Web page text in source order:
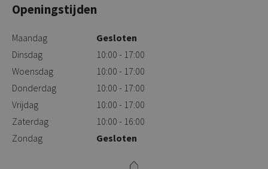
Openingstijden
Maandag
Gesloten
Dinsdag
10:00 - 17:00
Woensdag
10:00 - 17:00
Donderdag
10:00 - 17:00
Vrijdag
10:00 - 17:00
Zaterdag
10:00 - 16:00
Zondag
Gesloten